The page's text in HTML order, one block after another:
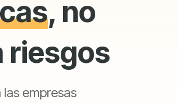
, no
riesgos
empresas